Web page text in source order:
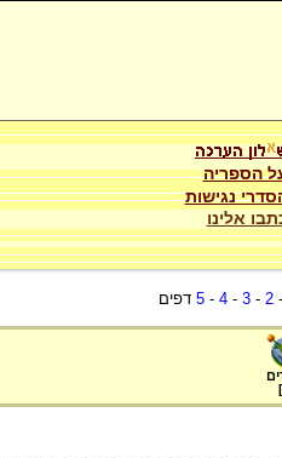
הספריה
נגישות
אלינו
-
2
-
3
-
4
-
5 דפים
]